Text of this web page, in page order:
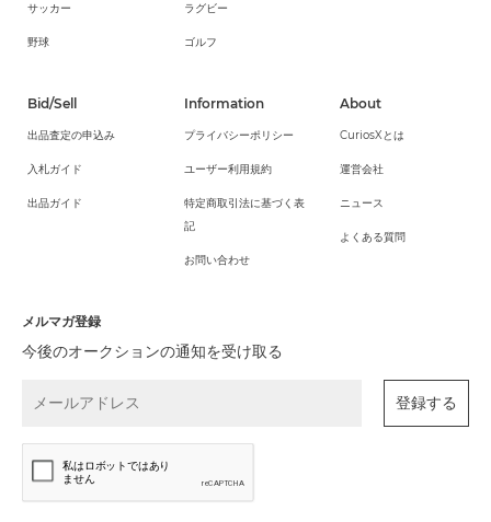
サッカー
野球
ラグビー
ゴルフ
Bid/Sell
出品査定の申込み
入札ガイド
出品ガイド
Information
プライバシーポリシー
ユーザー利用規約
特定商取引法に基づく表
記
お問い合わせ
About
CuriosXとは
運営会社
ニュース
よくある質問
メルマガ登録
今後のオークションの通知を受け取る
登録する